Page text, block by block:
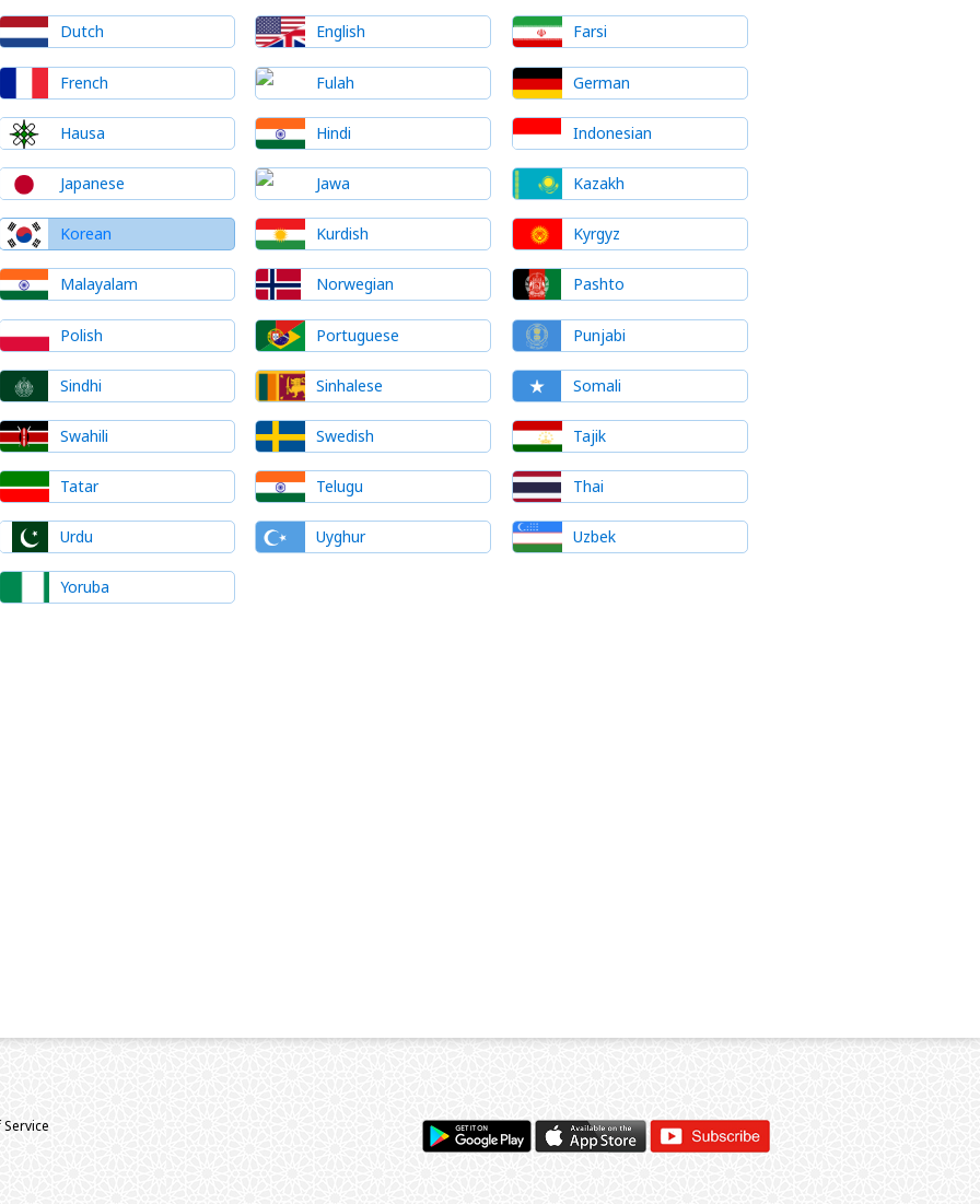
Dutch English Farsi
French Fulah German
Hausa Hindi Indonesian
Japanese Jawa Kazakh
Korean Kurdish Kyrgyz
Malayalam Norwegian Pashto
Polish Portuguese Punjabi
Sindhi Sinhalese Somali
Swahili Swedish Tajik
Tatar Telugu Thai
Urdu Uyghur Uzbek
Yoruba